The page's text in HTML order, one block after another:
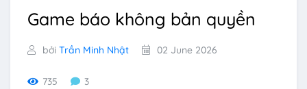
Game báo không bản quyền
bởi Trần Minh Nhật 02 June 2026
735 3